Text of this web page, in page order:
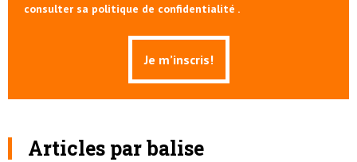
consulter sa politique de confidentialité .
Articles par balise